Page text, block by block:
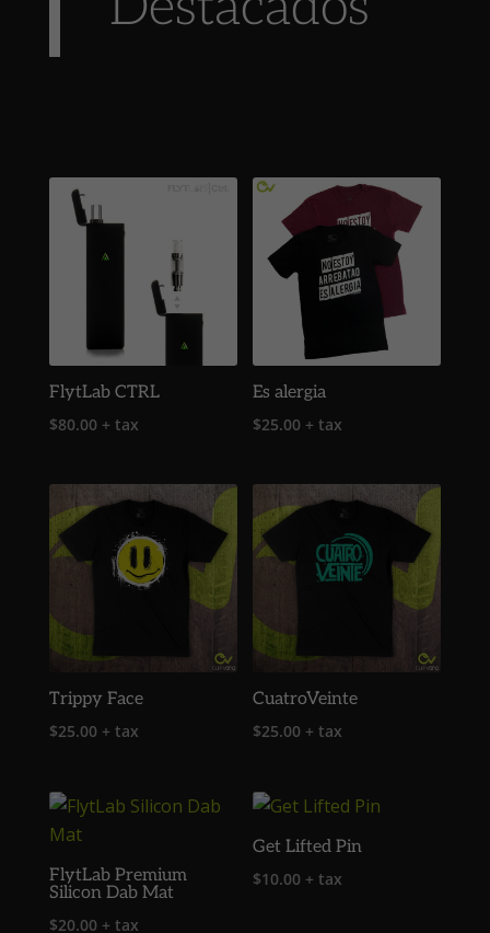
FlytLab CTRL
$80.00 + tax
Es alergia
$25.00 + tax
Trippy Face
$25.00 + tax
CuatroVeinte
$25.00 + tax
FlytLab Premium
Silicon Dab Mat
$20.00 + tax
Get Lifted Pin
$10.00 + tax